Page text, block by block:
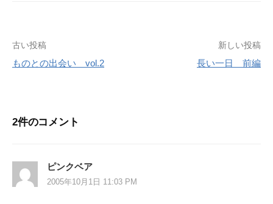
投
稿
ビ
ー
シ
古い投稿
ものとの出会い vol.2
新しい投稿
長い一日 前編
2件のコメント
ピンクベア
2005年10月1日 11:03 PM